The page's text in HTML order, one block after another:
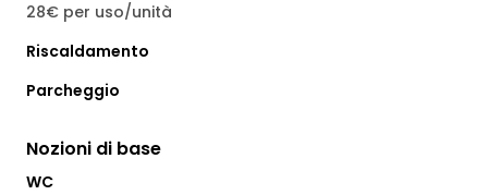
28€ per uso/unità
Riscaldamento
Parcheggio
Nozioni di base
WC